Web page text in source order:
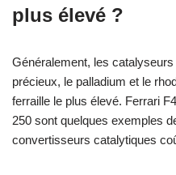
plus élevé ?
Généralement, les
précieux, le palladium et le
ferraille le plus élevé. Ferrari
250 sont quelques exemples
convertisseurs catalytiques